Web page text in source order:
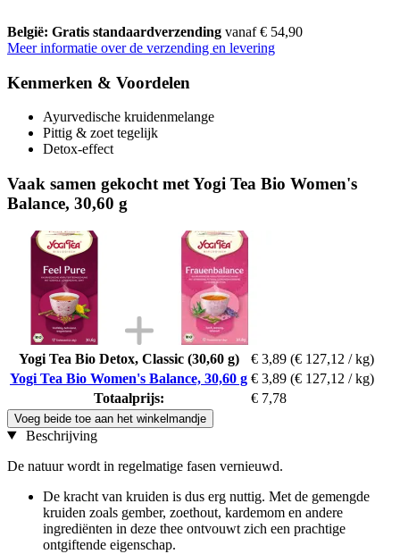
België: Gratis standaardverzending vanaf € 54,90
Meer informatie over de verzending en levering
Kenmerken & Voordelen
Ayurvedische kruidenmelange
Pittig & zoet tegelijk
Detox-effect
Vaak samen gekocht met Yogi Tea Bio Women's
Balance, 30,60 g
Yogi Tea Bio Detox, Classic (30,60 g) € 3,89 (€ 127,12 / kg)
Yogi Tea Bio Women's Balance, 30,60 g € 3,89 (€ 127,12 / kg)
Totaalprijs:
€ 7,78
Voeg beide toe aan het winkelmandje
Beschrijving
De natuur wordt in regelmatige fasen vernieuwd.
De kracht van kruiden is dus erg nuttig. Met de gemengde
kruiden zoals gember, zoethout, kardemom en andere
ingrediënten in deze thee ontvouwt zich een prachtige
ontgiftende eigenschap.